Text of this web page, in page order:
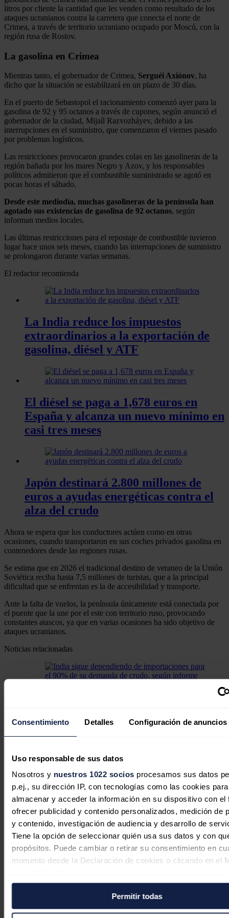
Consentimiento Detalles Configuración de anuncios
Uso responsable de sus datos
Nosotros y nuestros 1022 socios procesamos sus datos
p.ej., su dirección IP, con tecnologías como las cookies para
almacenar y acceder la información en su dispositivo con el
ofrecer publicidad y contenido personalizados, medición de
y contenido, investigación de audiencia y desarrollo de
Tiene la opción de seleccionar quién usa sus datos y con
propósitos. Puede cambiar o retirar su consentimiento en
momento desde la Declaración de cookies o clicando en el
Si lo permite, también quisiéramos:
Recopilar información sobre su ubicación geográfica
Permitir todas
litros por cliente la cantidad que les venden como resultado de los
ataques ucranianos contra la carretera que conecta el norte de
Crimea, a través de territorio ucraniano ocupado por Moscú, con la
región rusa de Rostov.
La gasolina en Crimea
Mientras tanto, el gobernador de Crimea, Serguéi Axiónov, ha
dicho que la situación se estabilizará en un plazo de 30 días.
En el puerto de Sebastopol el racionamiento comenzó ayer para la
gasolina de 92 y 95 octanos a través de cupones, según anunció el
gobernador de la ciudad, Mijaíl Razvozháyev, debido a las
interrupciones en el suministro, que comenzaron el viernes pasado
por problemas logísticos.
Las restricciones provocaron grandes colas en las gasolineras de la
región bañada por los mares Negro y Azov, y los responsables
políticos admitieron que el combustible suministrado se agotó en
pocas horas el sábado.
Desde este mediodía, muchas gasolineras de la península han
agotado sus existencias de gasolina de 92 octanos, según
informan medios locales.
Las últimas restricciones para el repostaje de combustible tuvieron
lugar hace unos seis meses, cuando las interrupciones de suministro
se prolongaron durante varias semanas.
El redactor recomienda
La India reduce los impuestos
extraordinarios a la exportación de
gasolina, diésel y ATF
El diésel se paga a 1,678 euros en
España y alcanza un nuevo mínimo en
casi tres meses
Japón destinará 2.800 millones de
euros a ayudas energéticas contra el
alza del crudo
Ahora se espera que los conductores actúen como en otras
ocasiones, cuando transportaron en sus coches privados gasolina en
contenedores desde las regiones rusas.
Se estima que en 2026 el tradicional destino de veraneo de la Unión
Soviética reciba hasta 7,5 millones de turistas, que a la principal
dificultad que se enfrentan es la de accesibilidad y transporte.
Ante la falta de vuelos, la península únicamente está conectada por
el puente que la une por el este con territorio ruso, provocando
constantes atascos, ya que en varias ocasiones ha sido objetivo de
ataques ucranianos.
Noticias relacionadas
importaciones para el 90% de su
demanda de crudo, según informe
07/08/2026
Rusia importa combustible de Corea
del Sur ante el colapso de su
capacidad de refinación por los